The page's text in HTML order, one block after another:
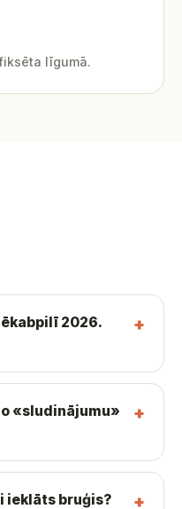
līgumā.
2026.
«sludinājumu»
ieklāts bruģis?